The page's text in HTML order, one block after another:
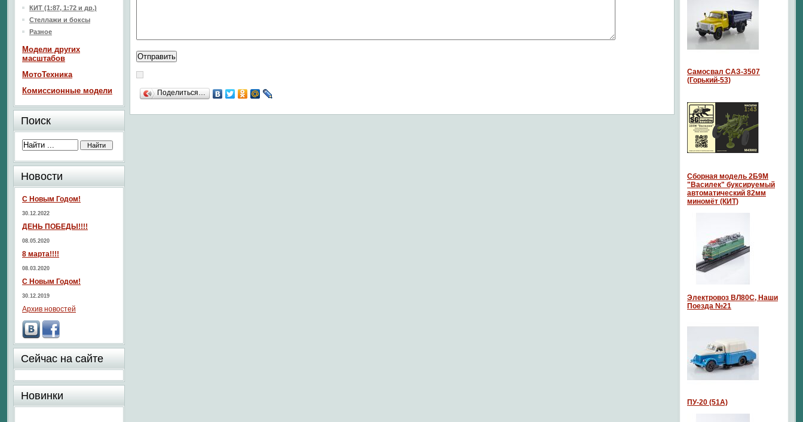
Поделиться…
КИТ (1:87, 1:72 и др.)
Стеллажи и боксы
Разное
Модели других
масштабов
МотоТехника
Комиссионные модели
Поиск
Новости
С Новым Годом!
30.12.2022
ДЕНЬ ПОБЕДЫ!!!!
08.05.2020
8 марта!!!!
08.03.2020
С Новым Годом!
30.12.2019
Архив новостей
Сейчас на сайте
Новинки
Самосвал САЗ-3507
(Горький-53)
Сборная модель 2Б9М
"Василек" буксируемый
автоматический 82мм
миномёт (КИТ)
Электровоз ВЛ80С, Наши
Поезда №21
ПУ-20 (51А)